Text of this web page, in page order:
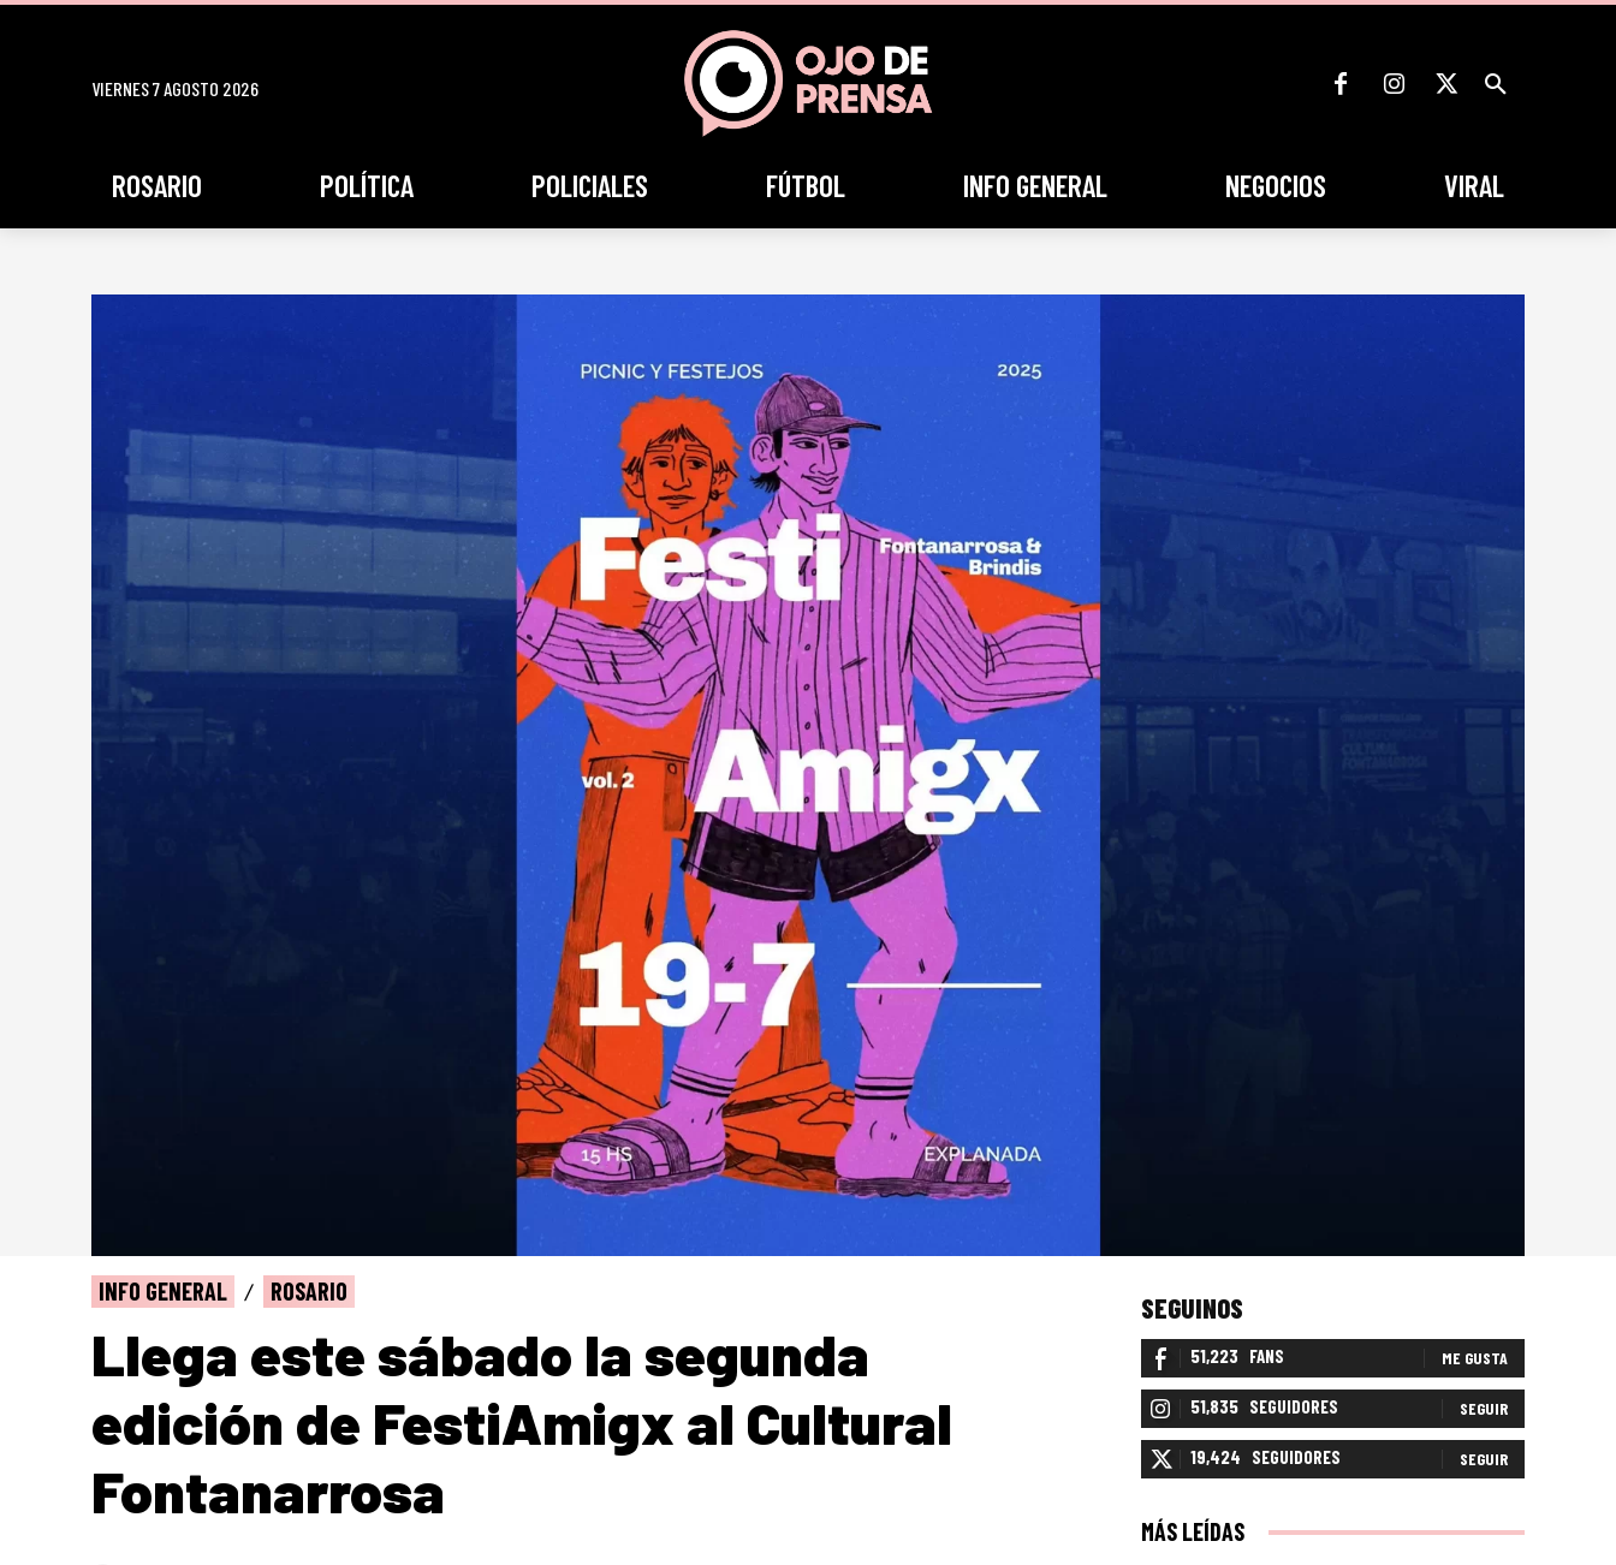
VIERNES 7 AGOSTO 2026
ROSARIO POLÍTICA POLICIALES FÚTBOL INFO GENERAL NEGOCIOS VIRAL
INFO GENERAL ROSARIO
Llega este sábado la segunda
edición de FestiAmigx al Cultural
Fontanarrosa
SEGUINOS
51,223 FANS ME GUSTA
51,835 SEGUIDORES SEGUIR
19,424 SEGUIDORES SEGUIR
MÁS LEÍDAS